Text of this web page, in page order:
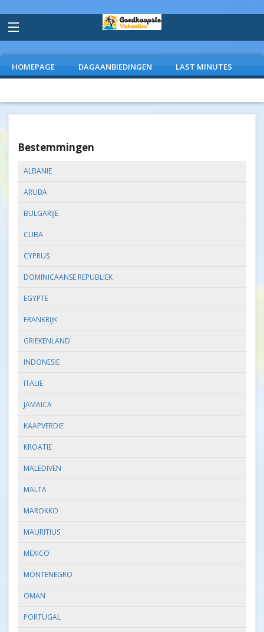
HOMEPAGE DAGAANBIEDINGEN LAST MINUTES
Bestemmingen
ALBANIE
ARUBA
BULGARIJE
CUBA
CYPRUS
DOMINICAANSE REPUBLIEK
EGYPTE
FRANKRIJK
GRIEKENLAND
INDONESIE
ITALIE
JAMAICA
KAAPVERDIE
KROATIE
MALEDIVEN
MALTA
MAROKKO
MAURITIUS
MEXICO
MONTENEGRO
OMAN
PORTUGAL